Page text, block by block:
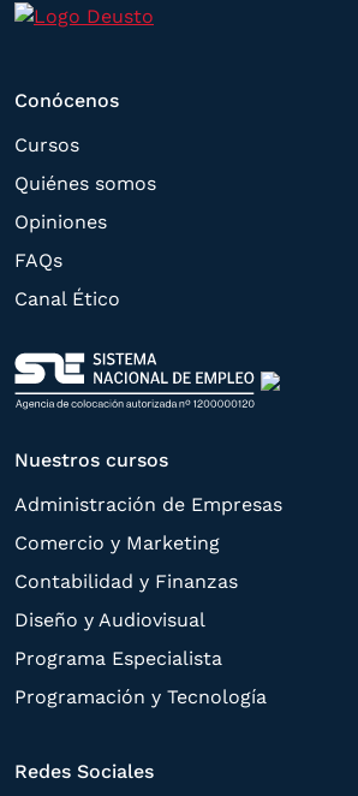
correspondiente.
el
oferta de productos y
a su petición. Quedan
derechos de acceso,
rectificación, supresión,
limitación, tal y como se
Conócenos
Cursos
Quiénes somos
Opiniones
FAQs
Canal Ético
Nuestros cursos
Administración de Empresas
Comercio y Marketing
Contabilidad y Finanzas
Diseño y Audiovisual
Programa Especialista
Programación y Tecnología
Redes Sociales